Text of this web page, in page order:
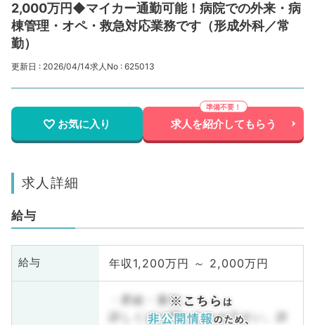
2,000万円◆マイカー通勤可能！病院での外来・病
棟管理・オペ・救急対応業務です（形成外科／常
勤）
更新日 : 2026/04/14求人No : 625013
お気に入り 求人を紹介してもらう
求人詳細
給与
給与 年収1,200万円 ～ 2,000万円
・昇給・賞与
詳しくはお問い合わせ下さい。詳